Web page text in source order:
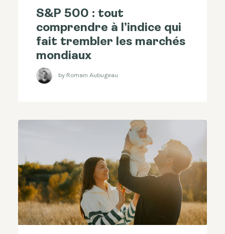
S&P 500 : tout
comprendre à l’indice qui
fait trembler les marchés
mondiaux
by Romain Aubugeau